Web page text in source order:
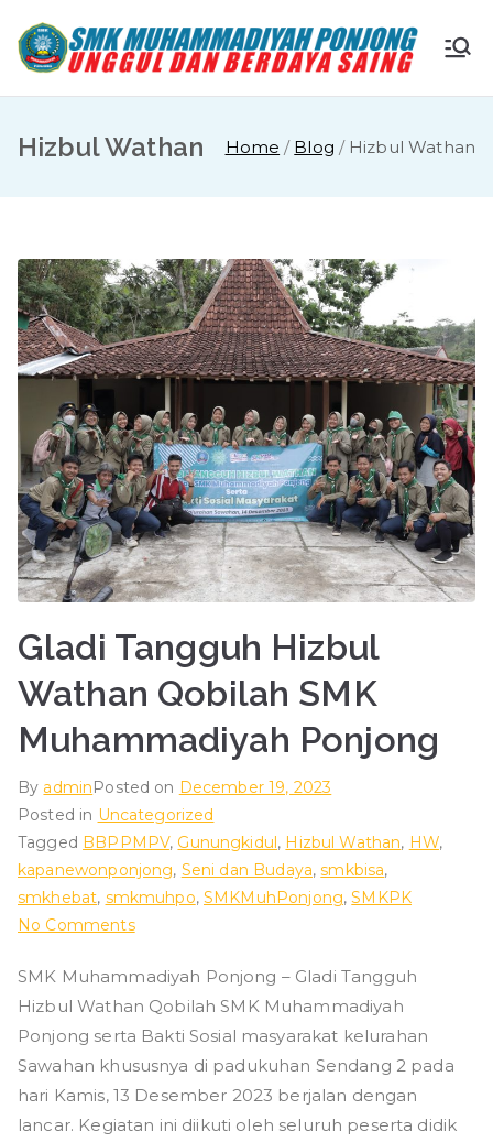
content
S
M
u
ha
m
m
ad
iy
o
Ungg
ul
Berda
Hizbul Wathan Home Blog Hizbul Wathan
Gladi Tangguh Hizbul
Wathan Qobilah SMK
Muhammadiyah Ponjong
By adminPosted on December 19, 2023
Posted in Uncategorized
Tagged BBPPMPV, Gunungkidul, Hizbul Wathan, HW,
kapanewonponjong, Seni dan Budaya,smkbisa,
smkhebat, smkmuhpo,SMKMuhPonjong,SMKPK
No Commentson
Tangguh
Hizbul
Wathan
Qobilah
SMK
Muhammadiyah
SMK Muhammadiyah Ponjong – Gladi Tangguh
Hizbul Wathan Qobilah SMK Muhammadiyah
Ponjong serta Bakti Sosial masyarakat kelurahan
Sawahan khususnya di padukuhan Sendang 2 pada
hari Kamis, 13 Desember 2023 berjalan dengan
lancar. Kegiatan ini diikuti oleh seluruh peserta didik